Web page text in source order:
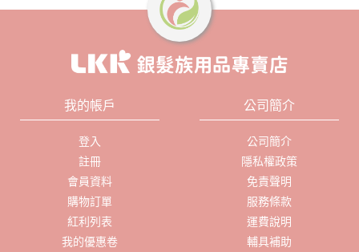
我的帳戶
登入
註冊
會員資料
購物訂單
紅利列表
我的優惠卷
公司簡介
公司簡介
隱私權政策
免責聲明
服務條款
運費說明
輔具補助